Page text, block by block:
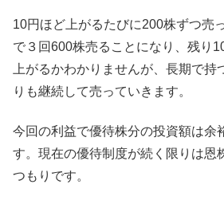
10円ほど上がるたびに200株ずつ売
で３回600株売ることになり、残り
上がるかわかりませんが、長期で
りも継続して売っていきます。
今回の利益で優待株分の投資額は余
す。現在の優待制度が続く限りは恩
つもりです。